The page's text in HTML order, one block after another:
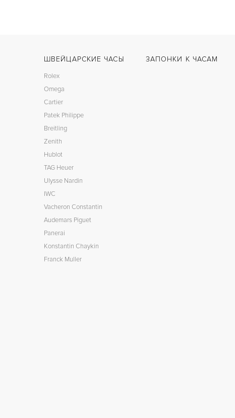
ШВЕЙЦАРСКИЕ ЧАСЫ
Rolex
Omega
Cartier
Patek Philippe
Breitling
Zenith
Hublot
TAG Heuer
Ulysse Nardin
IWC
Vacheron Constantin
Audemars Piguet
Panerai
Konstantin Chaykin
Franck Muller
ЗАПОНКИ К ЧАСАМ